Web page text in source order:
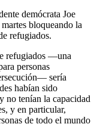
demócrata Joe
bloqueando la
refugiados.
refugiados —una
personas
sería
habían sido
no tenían la capacidad
y en particular,
de todo el mundo